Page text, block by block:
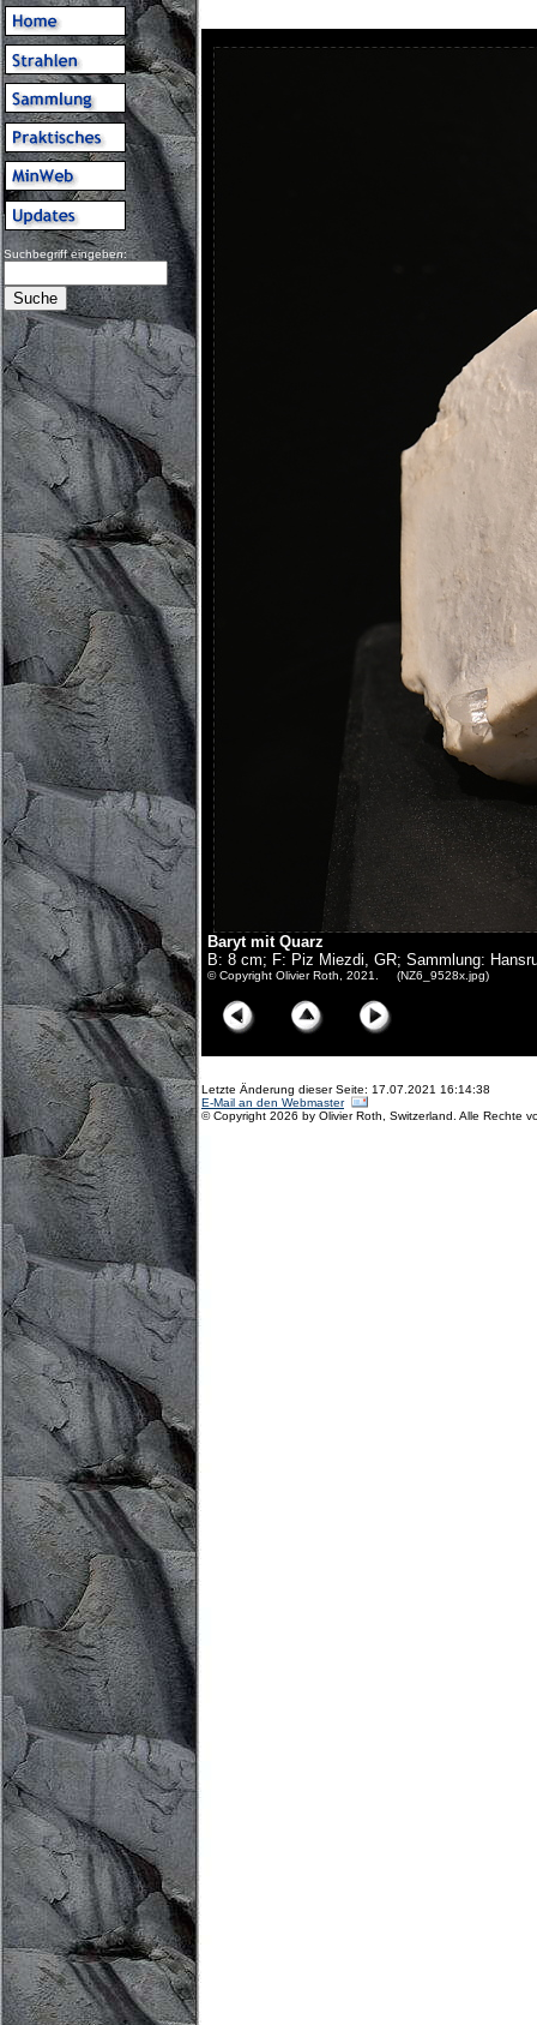
Suchbegriff eingeben:
Baryt mit Quarz
B: 8 cm; F: Piz Miezdi, GR; Sammlung:
© Copyright Olivier Roth, 2021. (NZ6_9528x.jpg)
Letzte Änderung dieser Seite: 17.07.2021 16:14:38
E-Mail an den Webmaster
© Copyright 2026 by Olivier Roth, Switzerland. Alle Rechte